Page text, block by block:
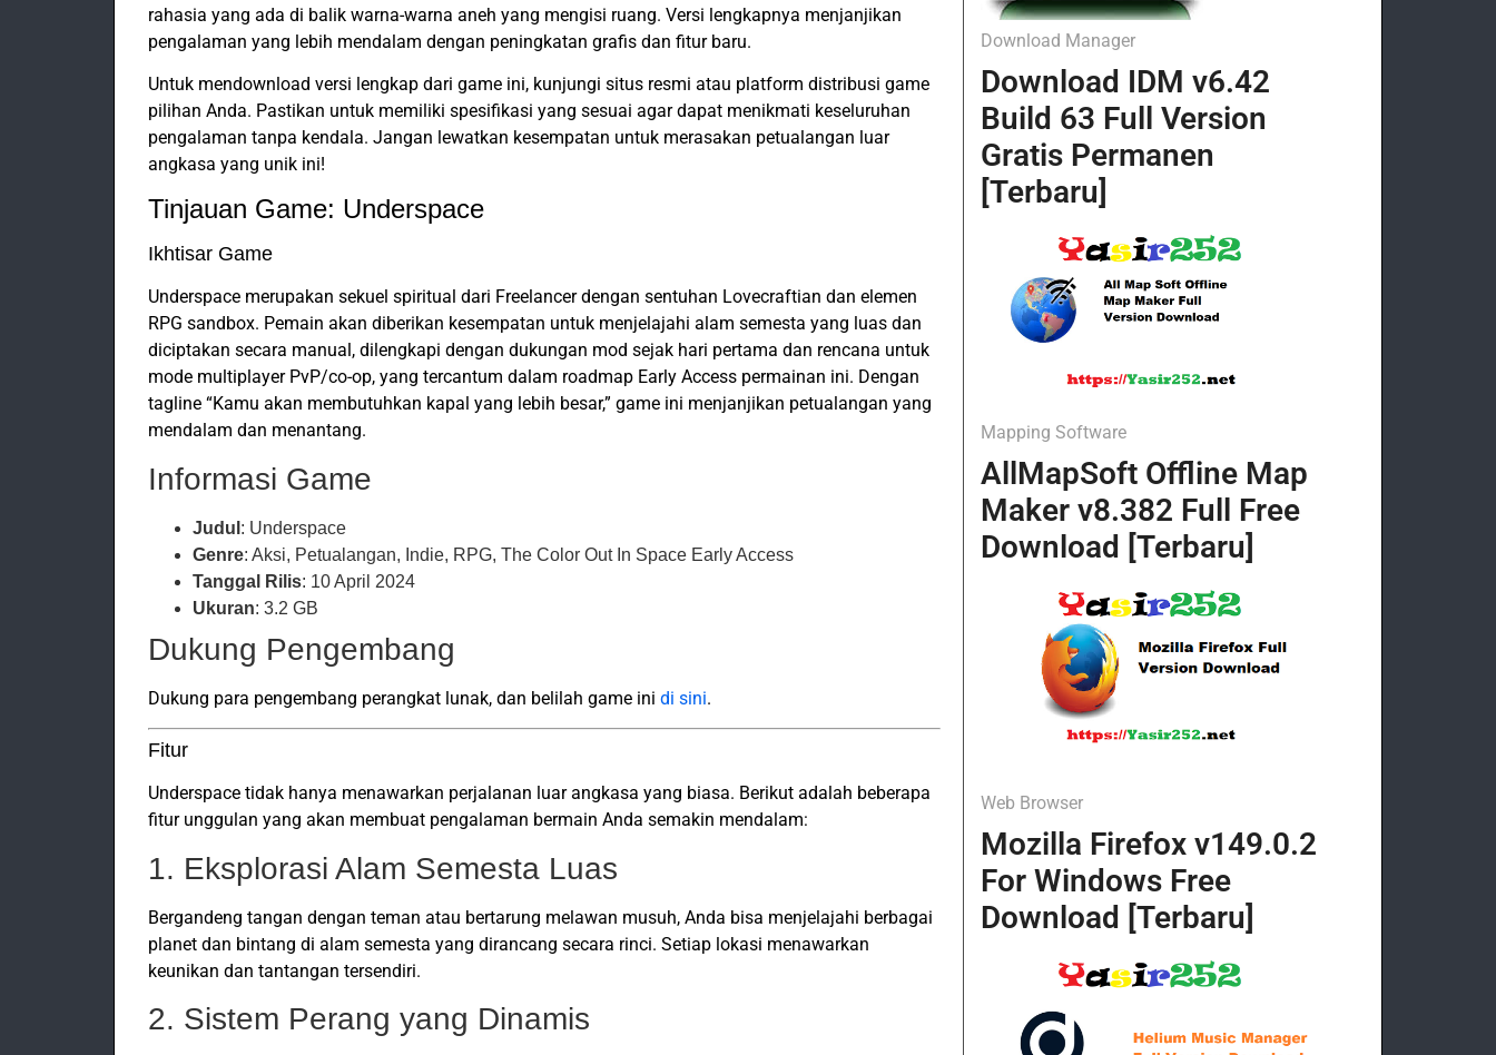
rahasia yang ada di balik warna-warna aneh yang mengisi ruang. Versi lengkapnya menjanjikan
pengalaman yang lebih mendalam dengan peningkatan grafis dan fitur baru.
Untuk mendownload versi lengkap dari game ini, kunjungi situs resmi atau platform distribusi game
pilihan Anda. Pastikan untuk memiliki spesifikasi yang sesuai agar dapat menikmati keseluruhan
pengalaman tanpa kendala. Jangan lewatkan kesempatan untuk merasakan petualangan luar
angkasa yang unik ini!
Tinjauan Game: Underspace
Ikhtisar Game
Underspace merupakan sekuel spiritual dari Freelancer dengan sentuhan Lovecraftian dan elemen
RPG sandbox. Pemain akan diberikan kesempatan untuk menjelajahi alam semesta yang luas dan
diciptakan secara manual, dilengkapi dengan dukungan mod sejak hari pertama dan rencana untuk
mode multiplayer PvP/co-op, yang tercantum dalam roadmap Early Access permainan ini. Dengan
tagline “Kamu akan membutuhkan kapal yang lebih besar,” game ini menjanjikan petualangan yang
mendalam dan menantang.
Informasi Game
Judul : Underspace
Genre: Aksi, Petualangan, Indie, RPG, The Color Out In Space Early Access
Tanggal Rilis: 10 April 2024
Ukuran: 3.2 GB
Dukung Pengembang
Dukung para pengembang perangkat lunak, dan belilah game ini di sini.
Fitur
Underspace tidak hanya menawarkan perjalanan luar angkasa yang biasa. Berikut adalah beberapa
fitur unggulan yang akan membuat pengalaman bermain Anda semakin mendalam:
1. Eksplorasi Alam Semesta Luas
Bergandeng tangan dengan teman atau bertarung melawan musuh, Anda bisa menjelajahi berbagai
planet dan bintang di alam semesta yang dirancang secara rinci. Setiap lokasi menawarkan
keunikan dan tantangan tersendiri.
2. Sistem Perang yang Dinamis
Download Manager
Download IDM v6.42
Build 63 Full Version
Gratis Permanen
[Terbaru]
Mapping Software
AllMapSoft Offline Map
Maker v8.382 Full Free
Download [Terbaru]
Web Browser
Mozilla Firefox v149.0.2
For Windows Free
Download [Terbaru]